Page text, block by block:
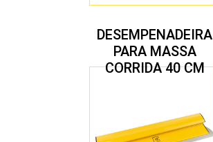
DESEMPENADEIRA
PARA MASSA
CORRIDA 40 CM